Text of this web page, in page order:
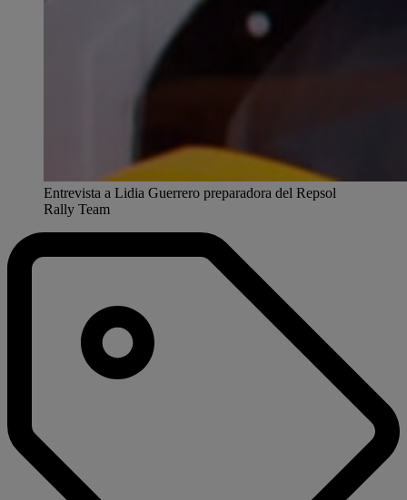
Entrevista a Lidia Guerrero preparadora del Repsol
Rally Team